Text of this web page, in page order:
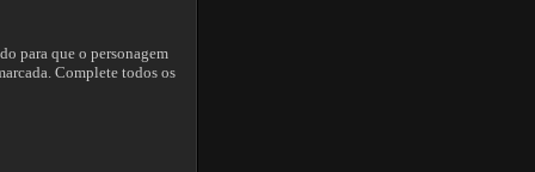
para que o personagem
Complete todos os